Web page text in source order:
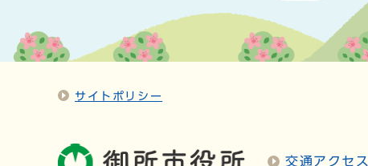
サイトポリシー
交通アクセス